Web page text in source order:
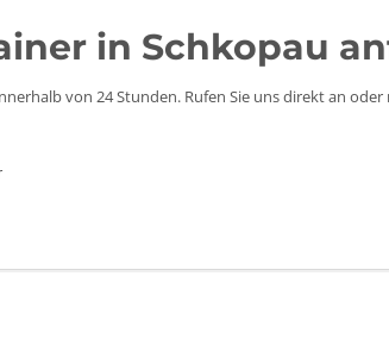
in Schkopau
von 24 Stunden. Rufen Sie uns direkt an